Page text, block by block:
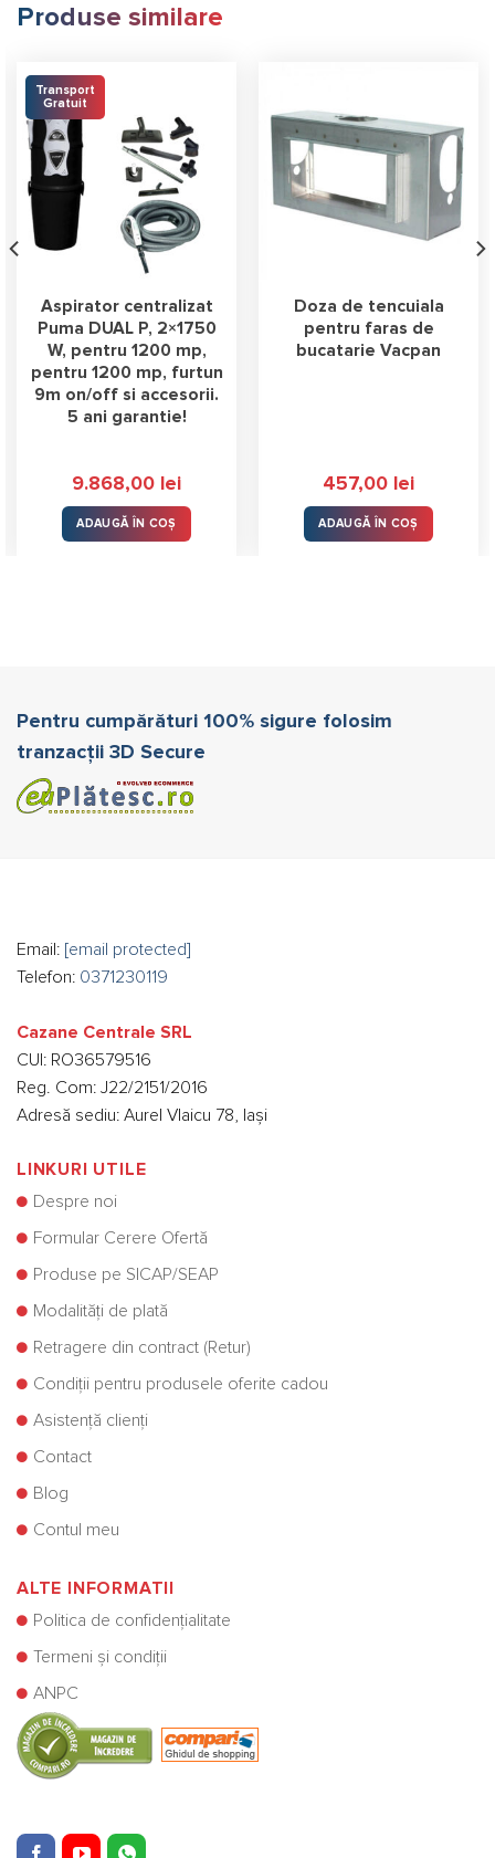
Produse similare
Transport
Gratuit
Aspirator centralizat
Puma DUAL P, 2×1750
W, pentru 1200 mp,
pentru 1200 mp, furtun
9m on/off si accesorii.
5 ani garantie!
9.868,00 lei
ADAUGĂ ÎN COȘ
Doza de tencuiala
pentru faras de
bucatarie Vacpan
457,00 lei
ADAUGĂ ÎN COȘ
Pentru cumpărături 100% sigure folosim
tranzacții 3D Secure
Email: [email protected]
Telefon: 0371230119
Cazane Centrale SRL
CUI: RO36579516
Reg. Com: J22/2151/2016
Adresă sediu: Aurel Vlaicu 78, Iași
LINKURI UTILE
Despre noi
Formular Cerere Ofertă
Produse pe SICAP/SEAP
Modalități de plată
Retragere din contract (Retur)
Condiții pentru produsele oferite cadou
Asistență clienți
Contact
Blog
Contul meu
ALTE INFORMATII
Politica de confidențialitate
Termeni și condiții
ANPC